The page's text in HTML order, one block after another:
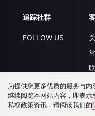
追踪社群
FOLLOW US
为提供您更多优质的服务与
继续阅览本网站内容，即表
私权政策资讯，请阅读我们的